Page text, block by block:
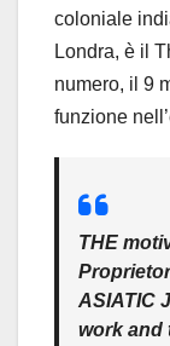
coloniale
Londra, è il
numero, il 9
funzione
THE
ASIATIC
work and